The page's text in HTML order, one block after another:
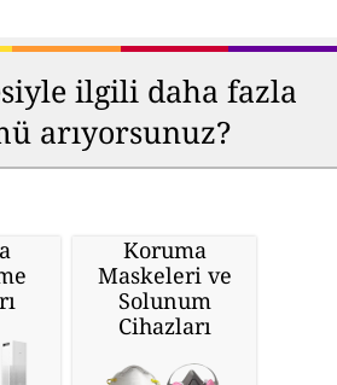
ilgili daha fazla
arıyorsunuz?
Koruma
Maskeleri ve
Solunum
Cihazları